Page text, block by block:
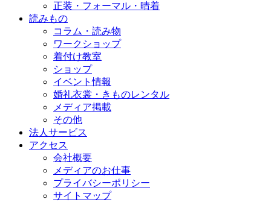
正装・フォーマル・晴着
読みもの
コラム・読み物
ワークショップ
着付け教室
ショップ
イベント情報
婚礼衣裳・きものレンタル
メディア掲載
その他
法人サービス
アクセス
会社概要
メディアのお仕事
プライバシーポリシー
サイトマップ